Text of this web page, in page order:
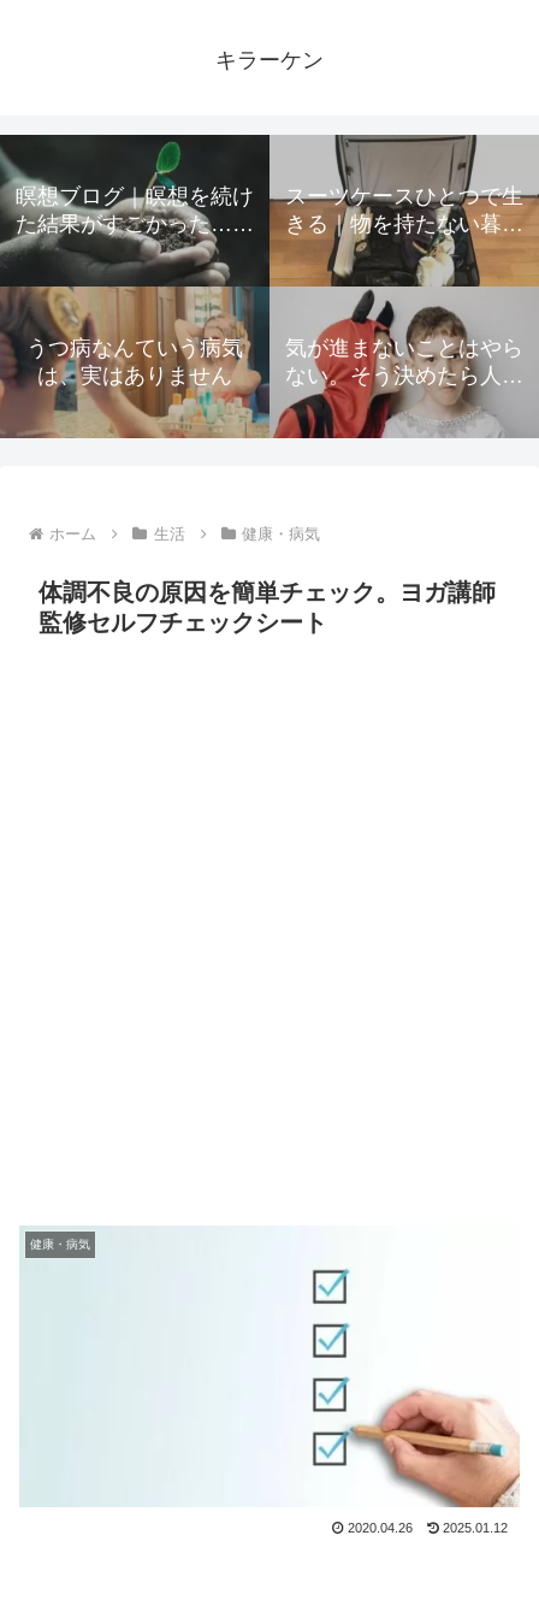
キラーケン
瞑想ブログ｜瞑想を続け
た結果がすごかった…起
きた変化をすべて公開
スーツケースひとつで生
きる｜物を持たない暮ら
しのための所有物の手放
し方
うつ病なんていう病気
は、実はありません
気が進まないことはやら
ない。そう決めたら人生
が驚くほど楽になった
ホーム 生活 健康・病気
体調不良の原因を簡単チェック。ヨガ講師
監修セルフチェックシート
健康・病気
2020.04.26 2025.01.12